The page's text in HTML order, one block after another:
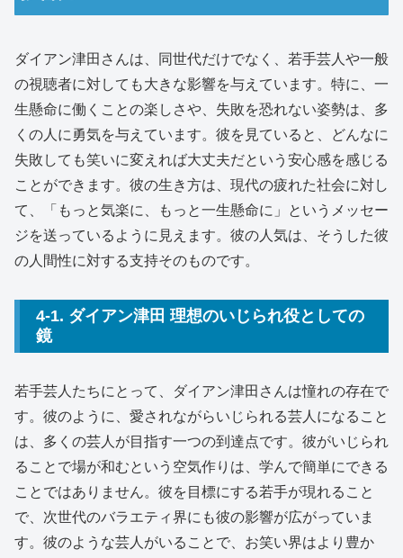
ダイアン津田さんは、同世代だけでなく、若手芸人や一般
の視聴者に対しても大きな影響を与えています。特に、一
生懸命に働くことの楽しさや、失敗を恐れない姿勢は、多
くの人に勇気を与えています。彼を見ていると、どんなに
失敗しても笑いに変えれば大丈夫だという安心感を感じる
ことができます。彼の生き方は、現代の疲れた社会に対し
て、「もっと気楽に、もっと一生懸命に」というメッセー
ジを送っているように見えます。彼の人気は、そうした彼
の人間性に対する支持そのものです。
4-1. ダイアン津田 理想のいじられ役としての
鏡
若手芸人たちにとって、ダイアン津田さんは憧れの存在で
す。彼のように、愛されながらいじられる芸人になること
は、多くの芸人が目指す一つの到達点です。彼がいじられ
ることで場が和むという空気作りは、学んで簡単にできる
ことではありません。彼を目標にする若手が現れること
で、次世代のバラエティ界にも彼の影響が広がっていま
す。彼のような芸人がいることで、お笑い界はより豊か